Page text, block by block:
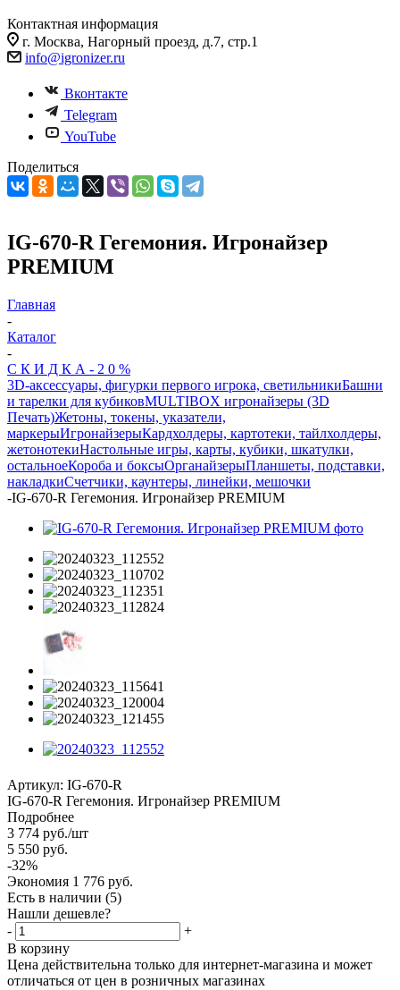
Контактная информация
г. Москва, Нагорный проезд, д.7, стр.1
info@igronizer.ru
Вконтакте
Telegram
YouTube
Поделиться
IG-670-R Гегемония. Игронайзер
PREMIUM
Главная
-
Каталог
-
С К И Д К А - 2 0 %
3D-аксессуары, фигурки первого игрока, светильникиБашни
и тарелки для кубиковMULTIBOX игронайзеры (3D
Печать)Жетоны, токены, указатели,
маркерыИгронайзерыКардхолдеры, картотеки, тайлхолдеры,
жетонотекиНастольные игры, карты, кубики, шкатулки,
остальноеКороба и боксыОрганайзерыПланшеты, подставки,
накладкиСчетчики, каунтеры, линейки, мешочки
-IG-670-R Гегемония. Игронайзер PREMIUM
Артикул: IG-670-R
IG-670-R Гегемония. Игронайзер PREMIUM
Подробнее
3 774 руб./шт
5 550 руб.
-32%
Экономия 1 776 руб.
Есть в наличии (5)
Нашли дешевле?
-
+
В корзину
Цена действительна только для интернет-магазина и может
отличаться от цен в розничных магазинах